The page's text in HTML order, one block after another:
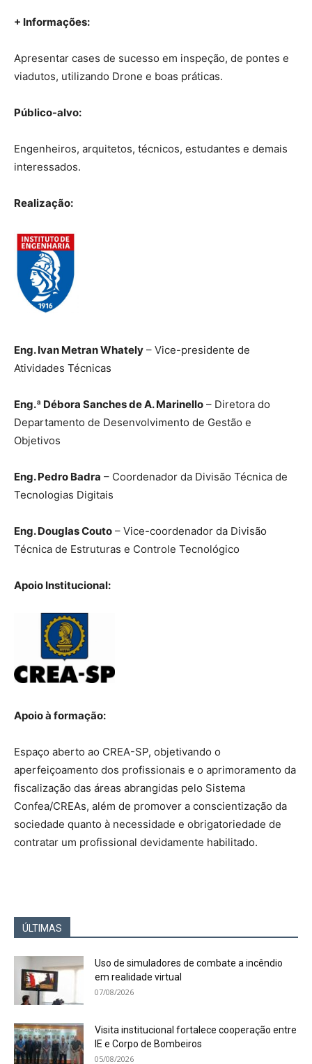
+ Informações:
Apresentar cases de sucesso em inspeção, de pontes e
viadutos, utilizando Drone e boas práticas.
Público-alvo:
Engenheiros, arquitetos, técnicos, estudantes e demais
interessados.
Realização:
Eng. Ivan Metran Whately – Vice-presidente de
Atividades Técnicas
Eng.ª Débora Sanches de A. Marinello – Diretora do
Departamento de Desenvolvimento de Gestão e
Objetivos
Eng. Pedro Badra – Coordenador da Divisão Técnica de
Tecnologias Digitais
Eng. Douglas Couto – Vice-coordenador da Divisão
Técnica de Estruturas e Controle Tecnológico
Apoio Institucional:
Apoio à formação:
Espaço aberto ao CREA-SP, objetivando o
aperfeiçoamento dos profissionais e o aprimoramento da
fiscalização das áreas abrangidas pelo Sistema
Confea/CREAs, além de promover a conscientização da
sociedade quanto à necessidade e obrigatoriedade de
contratar um profissional devidamente habilitado.
ÚLTIMAS
Uso de simuladores de combate a incêndio
em realidade virtual
07/08/2026
Visita institucional fortalece cooperação entre
IE e Corpo de Bombeiros
05/08/2026